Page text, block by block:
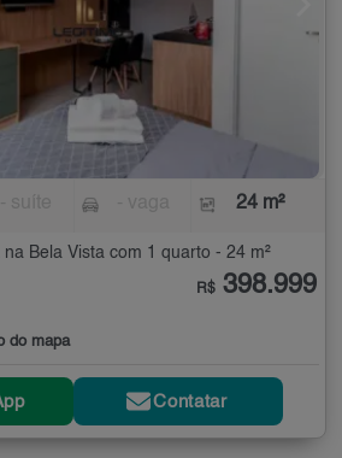
24 m²
Bela Vista com 1 quarto - 24 m²
do mapa
R$ 398.999
Contatar